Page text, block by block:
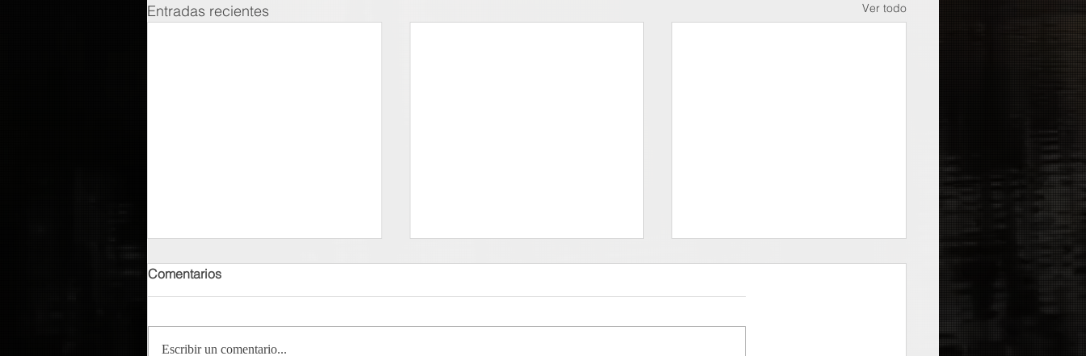
Entradas recientes Ver todo
Comentarios
Escribir un comentario...